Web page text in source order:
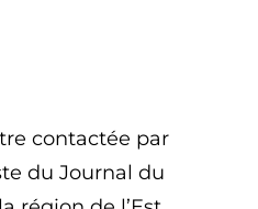
contactée par
du Journal du